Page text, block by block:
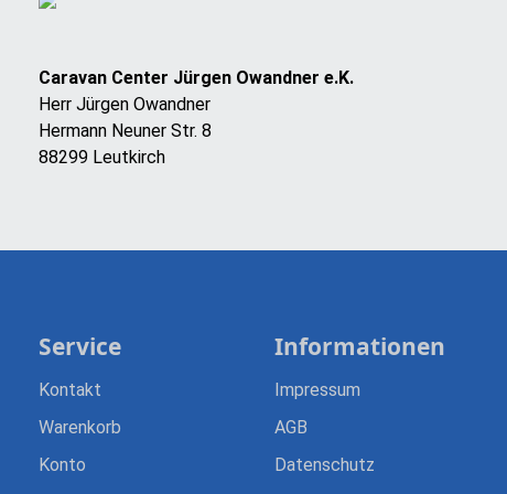
Caravan Center Jürgen Owandner e.K.
Herr Jürgen Owandner
Hermann Neuner Str. 8
88299 Leutkirch
Service
Kontakt
Warenkorb
Konto
Informationen
Impressum
AGB
Datenschutz